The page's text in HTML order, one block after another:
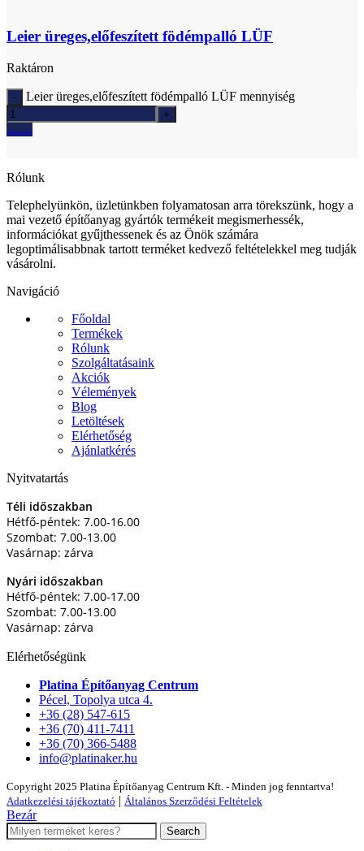
Leier üreges,előfeszített födémpalló LÜF
Raktáron
Leier üreges,előfeszített födémpalló LÜF mennyiség
Ajánlatkérés
Rólunk
Telephelyünkön, üzletünkben folyamatosan arra törekszünk, hogy a
mai vezető építőanyag gyártók termékeit megismerhessék,
információkat gyűjthessenek és az Önök számára
legoptimálisabbnak tartott terméket kedvező feltételekkel meg tudják
vásárolni.
Navigáció
Főoldal
Termékek
Rólunk
Szolgáltatásaink
Akciók
Vélemények
Blog
Letöltések
Elérhetőség
Ajánlatkérés
Nyitvatartás
Téli időszakban
Hétfő-péntek: 7.00-16.00
Szombat: 7.00-13.00
Vasárnap: zárva
Nyári időszakban
Hétfő-péntek: 7.00-17.00
Szombat: 7.00-13.00
Vasárnap: zárva
Elérhetőségünk
Platina Építőanyag Centrum
Pécel, Topolya utca 4.
+36 (28) 547-615
+36 (70) 411-7411
+36 (70) 366-5488
info@platinaker.hu
Copyright 2025 Platina Építőanyag Centrum Kft. - Minden jog fenntartva!
Adatkezelési tájékoztató | Általános Szerződési Feltételek
Bezár
Search